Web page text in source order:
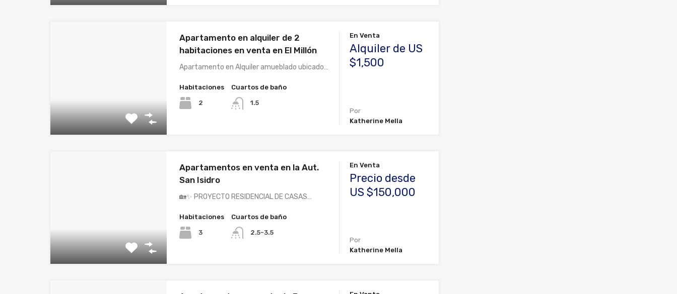
Apartamento en alquiler de 2
habitaciones en venta en El Millón
Apartamento en Alquiler amueblado ubicado…
Habitaciones
2
Cuartos de baño
1.5
En Venta
Alquiler de US
$1,500
Por
Katherine Mella
Apartamentos en venta en la Aut.
San Isidro
🏡✨ PROYECTO RESIDENCIAL DE CASAS…
Habitaciones
3
Cuartos de baño
2.5-3.5
En Venta
Precio desde
US $150,000
Por
Katherine Mella